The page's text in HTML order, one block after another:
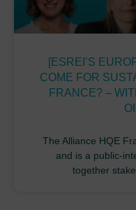
[ESREI’S
COME FOR
FRANCE? –
The Alliance HQE
and is a public-
together